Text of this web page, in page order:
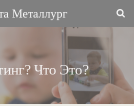
Металлург
Что Это?